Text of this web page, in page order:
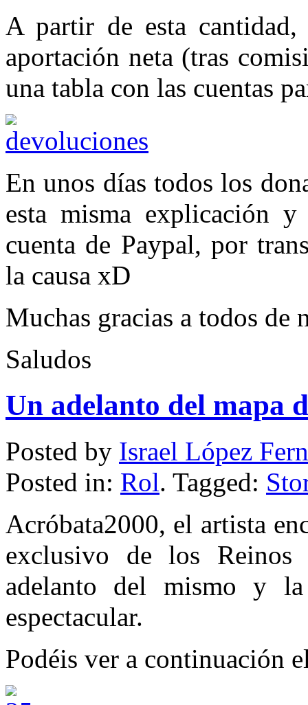
A partir de esta
aportación neta (tras
una tabla con las cuentas
En unos días todos los
esta misma explicación
cuenta de Paypal, por
la causa xD
Muchas gracias a todos de
Saludos
Un adelanto del mapa
Posted by Israel López
Posted in: Rol. Tagged:
Acróbata2000, el artista
exclusivo de los Reinos
adelanto del mismo y
espectacular.
Podéis ver a continuación